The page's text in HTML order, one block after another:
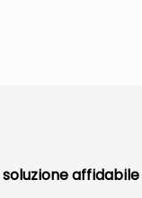
soluzione affidabile